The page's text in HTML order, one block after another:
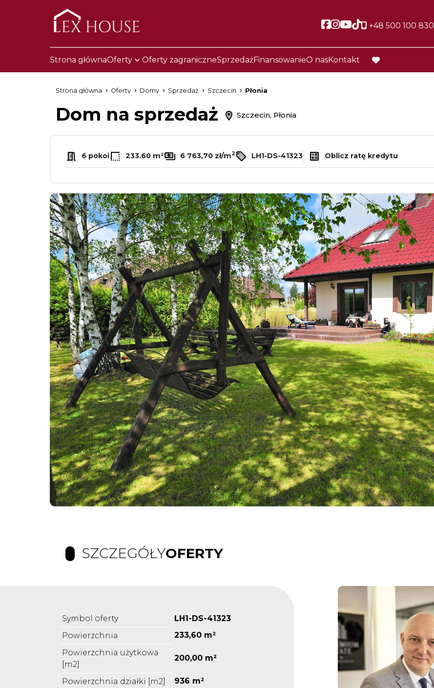
Social link
Social link
Social link
Social link
+48 500 100 830
Strona głównaOferty Oferty zagraniczneSprzedażFinansowanieO nasKontakt
favorite
Strona główna Oferty Domy Sprzedaż Szczecin Płonia
Dom na sprzedaż Szczecin, Płonia
6 pokoi 233.60 m² 6 763,70 zł/m2 LH1-DS-41323 Oblicz ratę kredytu
SZCZEGÓŁYOFERTY
Symbol oferty
LH1-DS-41323
Powierzchnia
233,60 m²
Powierzchnia użytkowa
[m2]
200,00 m²
Powierzchnia działki [m2]
936 m²